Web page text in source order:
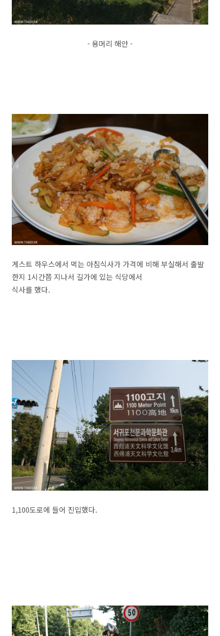
- 용머리 해안 -
게스트 하우스에서 먹는 아침식사가 가격에 비해 부실해서 출발
한지 1시간쯤 지나서 길가에 있는 식당에서
식사를 했다.
1,100도로에 들어 진입했다.